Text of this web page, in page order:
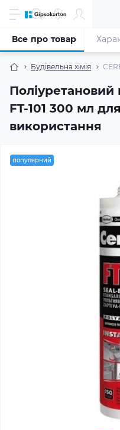
Будівельна хімія
Поліуретановий
FT-101 300 мл
використання
Все про товар
популярний